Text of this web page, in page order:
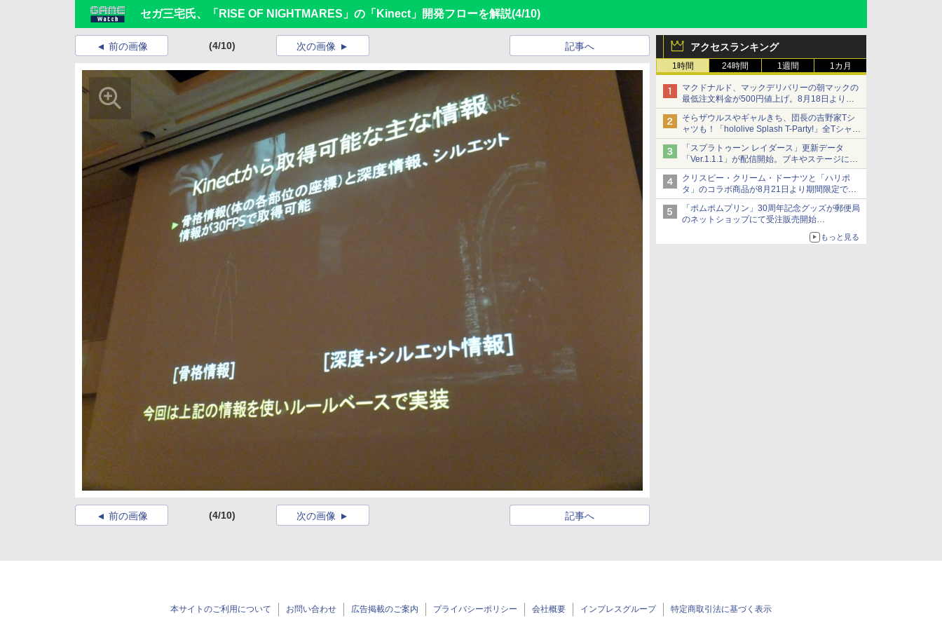
セガ三宅氏、「RISE OF NIGHTMARES」の「Kinect」開発フローを解説(4/10)
アクセスランキング
1時間 24時間 1週間 1カ月
マクドナルド、マックデリバリーの朝マックの
最低注文料金が500円値上げ。8月18日より
1,500円から受付
そらザウルスやギャルきち、団長の吉野家Tシ
ャツも！「hololive Splash T-Party!」全Tシャツ
ラインナップ公開＆オンライン販売開始
「スプラトゥーン レイダース」更新データ
「Ver.1.1.1」が配信開始。ブキやステージに関
する不具合を修正
クリスピー・クリーム・ドーナツと「ハリポ
タ」のコラボ商品が8月21日より期間限定で発
売
組分け帽子ドーナツなど見た目も楽しい商品が
登場
「ポムポムプリン」30周年記念グッズが郵便局
のネットショップにて受注販売開始
「おもちもちもちクッション」など今年だけの
もっと見る
前の画像 (4/10) 記事へ
次の画像
前の画像 (4/10) 記事へ
次の画像
本サイトのご利用について お問い合わせ 広告掲載のご案内 プライバシーポリシー 会社概要 インプレスグループ 特定商取引法に基づく表示